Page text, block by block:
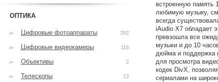
встроенную память
любимую музыку,
всегда
iAudio X7 обладает
превзошла все
музыки и до 10
дюйма и поддержка
для просмотра
кодек DivX,
сериалами на
ОПТИКА
Цифровые фотоаппараты 392
Цифровые видеокамеры 116
Объективы 2
Телескопы 13